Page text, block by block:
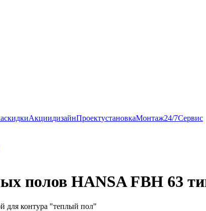
скидкиАкциидизайнПроектустановкаМонтаж24/7Сервис
полов HANSA FBH 63
для контура "теплый пол"